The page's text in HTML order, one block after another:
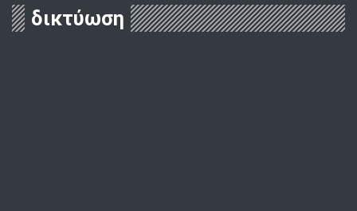
δικτύωση